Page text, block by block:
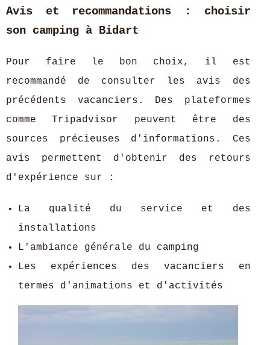
Avis et recommandations : choisir
son camping à Bidart
Pour faire le bon choix, il est
recommandé de consulter les avis des
précédents vacanciers. Des plateformes
comme Tripadvisor peuvent être des
sources précieuses d'informations. Ces
avis permettent d'obtenir des retours
d'expérience sur :
La qualité du service et des
installations
L'ambiance générale du camping
Les expériences des vacanciers en
termes d'animations et d'activités